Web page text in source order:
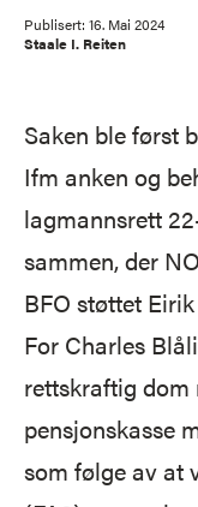
Publisert: 16. Mai 2024
Staale I. Reiten
Saken ble først
Ifm anken og
lagmannsrett
sammen, der
BFO støttet
For Charles
rettskraftig dom
pensjonskasse
som følge av at